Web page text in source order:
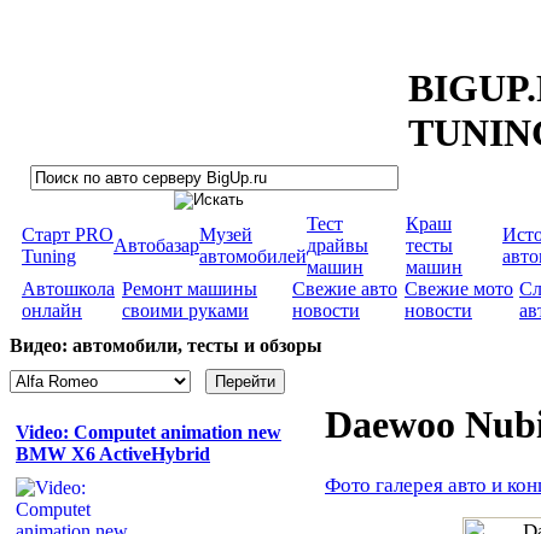
Старт PRO
Tuning
Автобазар
Музей
автомобилей
Тест
драйвы
машин
Краш
тесты
машин
Автошкола
онлайн
Ремонт машины
своими руками
Свежие авто
новости
Свежие мото
новости
Видео: автомобили, тесты и обзоры
Video: Computet animation new
BMW X6 ActiveHybrid
Daewoo
Фото галерея авто и